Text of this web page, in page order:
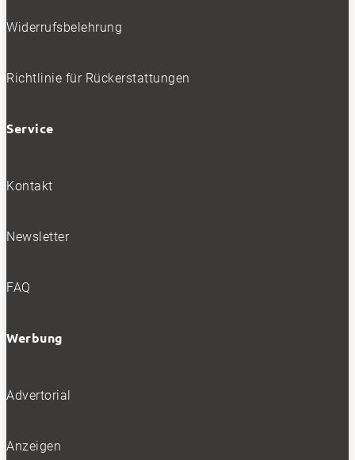
Widerrufsbelehrung
Richtlinie für Rückerstattungen
Service
Kontakt
Newsletter
FAQ
Werbung
Advertorial
Anzeigen